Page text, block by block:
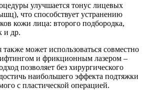
улучшается тонус лицевых
что способствует устранению
кожи лица: второго подбородка,
и др.
может использоваться совместно
и фрикционным лазером –
позволяет без хирургического
наибольшего эффекта подтяжки
с пластической операцией.